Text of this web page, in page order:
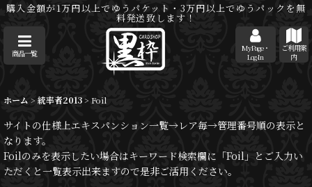
購入金額が1万円以上でゆうパケット・3万円以上でゆうパックを無
料発送致します！
商品一覧
MyPage・
Log-In
ご利用案
内
ホーム > 統率者2013> Foil
サイトの仕様上エキスパンション一覧→レア毎→管理番号順の表示と
なります。
Foilのみを表示したい場合はキーワード検索欄に「Foil」とご入力い
ただくと一覧表示出来ますので是非ご活用ください。